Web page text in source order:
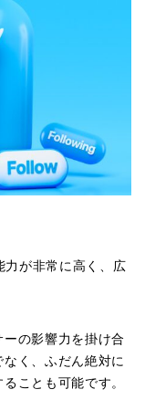
力が非常に高く、広
の影響力を掛け合
く、ふだん絶対に
ことも可能です。